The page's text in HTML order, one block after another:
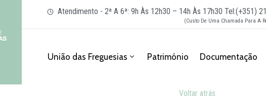
Atendimento - 2ª A 6ª: 9h Às 12h30 – 14h Às 17h30 Tel:(+351)
(Custo De Uma Chamada Para A
União das Freguesias Património Documentação
Voltar atrás